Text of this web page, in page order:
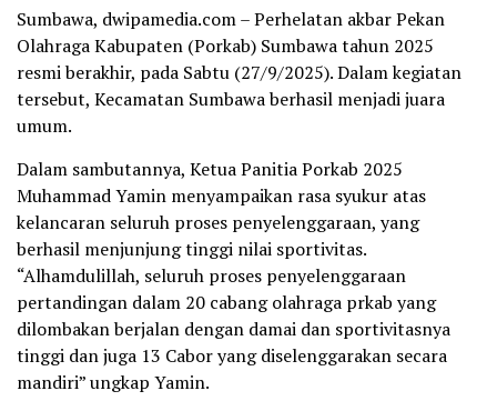
Sumbawa, dwipamedia.com – Perhelatan akbar Pekan
Olahraga Kabupaten (Porkab) Sumbawa tahun 2025
resmi berakhir, pada Sabtu (27/9/2025). Dalam kegiatan
tersebut, Kecamatan Sumbawa berhasil menjadi juara
umum.
Dalam sambutannya, Ketua Panitia Porkab 2025
Muhammad Yamin menyampaikan rasa syukur atas
kelancaran seluruh proses penyelenggaraan, yang
berhasil menjunjung tinggi nilai sportivitas.
“Alhamdulillah, seluruh proses penyelenggaraan
pertandingan dalam 20 cabang olahraga prkab yang
dilombakan berjalan dengan damai dan sportivitasnya
tinggi dan juga 13 Cabor yang diselenggarakan secara
mandiri” ungkap Yamin.